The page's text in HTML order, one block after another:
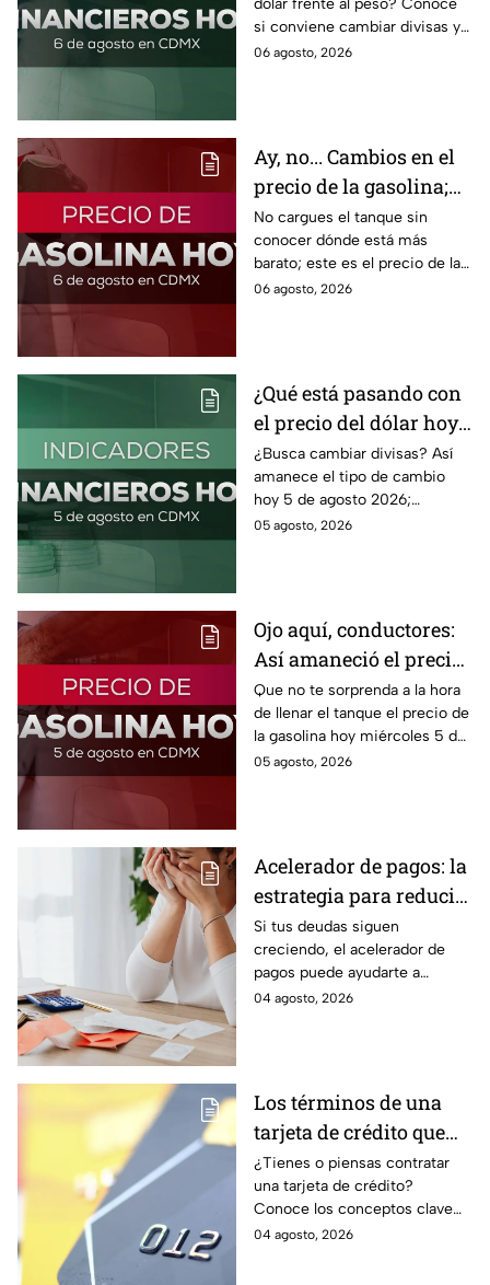
dólar frente al peso? Conoce
si conviene cambiar divisas y
cómo el flujo en el estrecho de
06 agosto, 2026
Ay, no... Cambios en el
precio de la gasolina;
así quedó HOY
No cargues el tanque sin
conocer dónde está más
barato; este es el precio de la
gasolina para hoy jueves 6 de
06 agosto, 2026
¿Qué está pasando con
el precio del dólar hoy
miércoles 5 de agosto
2026?
¿Busca cambiar divisas? Así
amanece el tipo de cambio
hoy 5 de agosto 2026;
consulta el precio del dólar
05 agosto, 2026
Ojo aquí, conductores:
Así amaneció el precio
de la gasolina HOY
Que no te sorprenda a la hora
de llenar el tanque el precio de
la gasolina hoy miércoles 5 de
agosto 2026; aquí te dejamos
05 agosto, 2026
Acelerador de pagos: la
estrategia para reducir
tus deudas más rápido
y recuperar el control
de tus finanzas
Si tus deudas siguen
creciendo, el acelerador de
pagos puede ayudarte a
ordenar tus finanzas, priorizar
04 agosto, 2026
Los términos de una
tarjeta de crédito que
debes entender para
evitar deudas
¿Tienes o piensas contratar
una tarjeta de crédito?
Conoce los conceptos clave
como CAT, fecha de corte,
04 agosto, 2026